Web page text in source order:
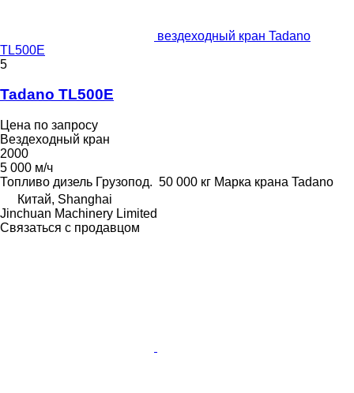
вездеходный кран Tadano
TL500E
5
Tadano TL500E
Цена по запросу
Вездеходный кран
2000
5 000 м/ч
Топливо дизель Грузопод. 50 000 кг Марка крана Tadano
Китай, Shanghai
Jinchuan Machinery Limited
Связаться с продавцом